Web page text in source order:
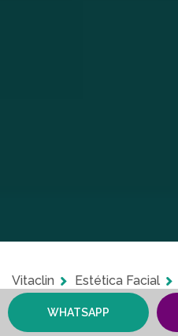
Vitaclin Estética Facial
WHATSAPP